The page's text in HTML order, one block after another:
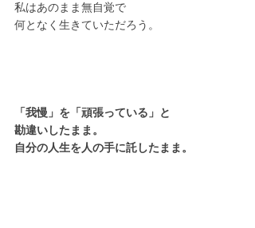
私はあのまま無自覚で
何となく生きていただろう。
「我慢」を「頑張っている」と
勘違いしたまま。
自分の人生を人の手に託したまま。